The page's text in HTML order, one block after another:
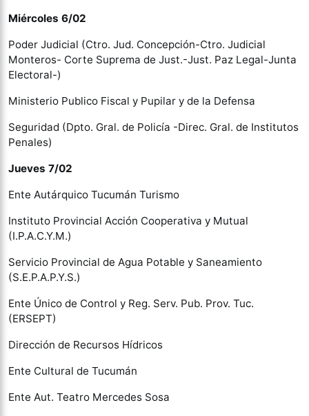
Miércoles 6/02
Poder Judicial (Ctro. Jud. Concepción-Ctro. Judicial
Monteros- Corte Suprema de Just.-Just. Paz Legal-Junta
Electoral-)
Ministerio Publico Fiscal y Pupilar y de la Defensa
Seguridad (Dpto. Gral. de Policía -Direc. Gral. de Institutos
Penales)
Jueves 7/02
Ente Autárquico Tucumán Turismo
Instituto Provincial Acción Cooperativa y Mutual
(I.P.A.C.Y.M.)
Servicio Provincial de Agua Potable y Saneamiento
(S.E.P.A.P.Y.S.)
Ente Único de Control y Reg. Serv. Pub. Prov. Tuc.
(ERSEPT)
Dirección de Recursos Hídricos
Ente Cultural de Tucumán
Ente Aut. Teatro Mercedes Sosa